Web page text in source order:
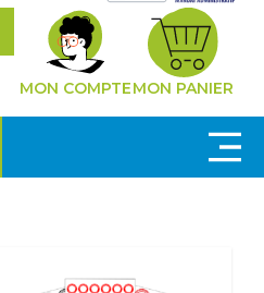
MON COMPTEMON PANIER